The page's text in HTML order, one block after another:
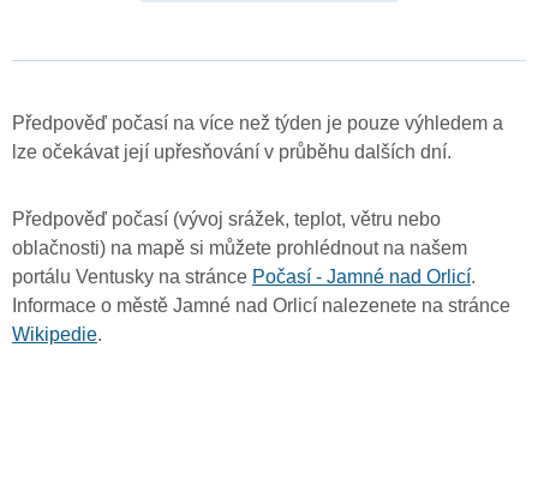
Předpověď počasí na více než týden je pouze výhledem a
lze očekávat její upřesňování v průběhu dalších dní.
Předpověď počasí (vývoj srážek, teplot, větru nebo
oblačnosti) na mapě si můžete prohlédnout na našem
portálu Ventusky na stránce Počasí - Jamné nad Orlicí.
Informace o městě Jamné nad Orlicí nalezenete na stránce
Wikipedie.